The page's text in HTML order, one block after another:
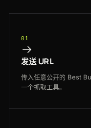
01
发送 URL
传入任意公开的 Best
一个抓取工具。